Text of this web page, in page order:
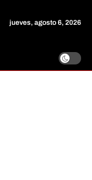
jueves, agosto 6, 2026